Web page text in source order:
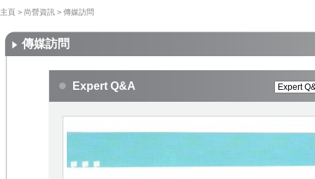
主頁 > 尚營資訊 > 傳媒訪問
傳媒訪問
Expert Q&A